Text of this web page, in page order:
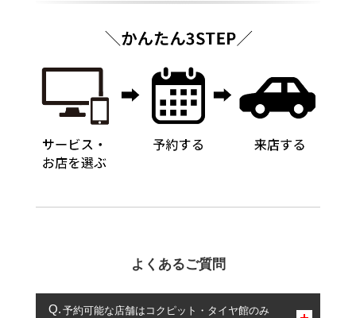
よくあるご質問
予約可能な店舗はコクピット・タイヤ館のみ